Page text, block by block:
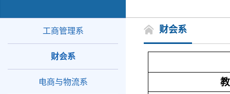
工商管理系
财会系
电商与物流系
财会系